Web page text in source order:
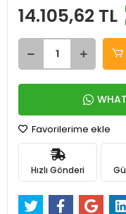
14.105,62 TL
Favorilerime ekle
Hızlı Gönderi